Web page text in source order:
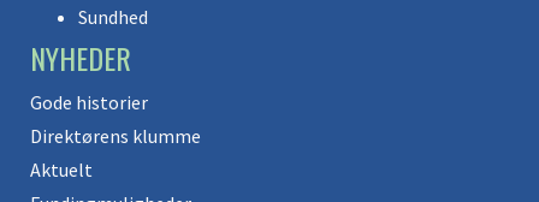
Sundhed
NYHEDER
Gode historier
Direktørens klumme
Aktuelt